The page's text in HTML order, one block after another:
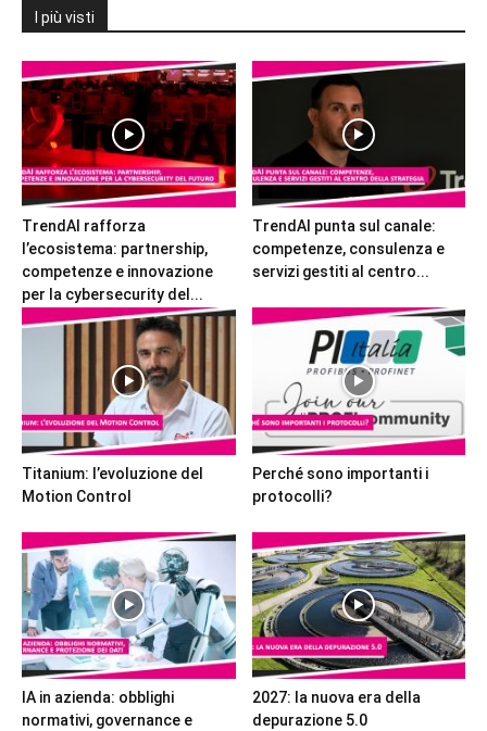
I più visti
TrendAI rafforza
l’ecosistema: partnership,
competenze e innovazione
per la cybersecurity del...
TrendAI punta sul canale:
competenze, consulenza e
servizi gestiti al centro...
Titanium: l’evoluzione del
Motion Control
Perché sono importanti i
protocolli?
IA in azienda: obblighi
normativi, governance e
2027: la nuova era della
depurazione 5.0